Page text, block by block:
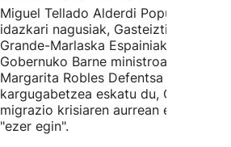
Miguel Tellado Alderdi Popularraren
idazkari nagusiak, Gasteiztik,
Grande-Marlaska Espainiako
Gobernuko Barne ministroa eta
Margarita Robles Defentsa ministroa
kargugabetzea eskatu du, Ceutako
migrazio krisiaren aurrean ez
"ezer egin".